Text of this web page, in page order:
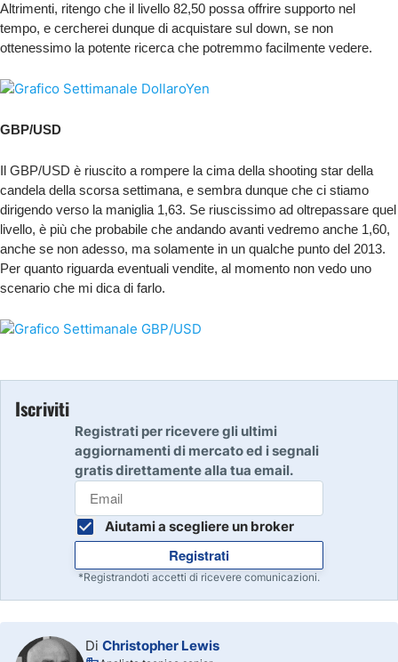
Altrimenti, ritengo che il livello 82,50 possa offrire supporto nel
tempo, e cercherei dunque di acquistare sul down, se non
ottenessimo la potente ricerca che potremmo facilmente vedere.
GBP/USD
Il GBP/USD è riuscito a rompere la cima della shooting star della
candela della scorsa settimana, e sembra dunque che ci stiamo
dirigendo verso la maniglia 1,63. Se riuscissimo ad oltrepassare quel
livello, è più che probabile che andando avanti vedremo anche 1,60,
anche se non adesso, ma solamente in un qualche punto del 2013.
Per quanto riguarda eventuali vendite, al momento non vedo uno
scenario che mi dica di farlo.
Iscriviti
Registrati per ricevere gli ultimi
aggiornamenti di mercato ed i segnali
gratis direttamente alla tua email.
Aiutami a scegliere un broker
Registrati
*Registrandoti accetti di ricevere comunicazioni.
Di Christopher Lewis